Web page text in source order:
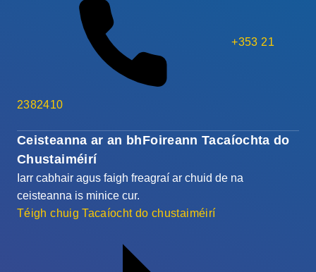
Ceisteanna ar an bhFoireann Tacaíochta do
Chustaiméirí
Iarr cabhair agus faigh freagraí ar chuid de na
ceisteanna is minice cur.
Téigh chuig Tacaíocht do chustaiméirí
+353 21
2382410